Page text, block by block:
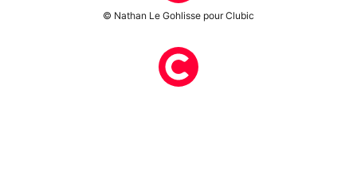
© Nathan Le Gohlisse pour Clubic